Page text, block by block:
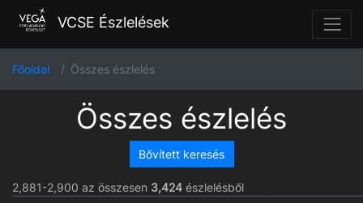
VCSE Észlelések
Főoldal Összes észlelés
Összes észlelés
Bővített keresés
2,881-2,900 az összesen 3,424 észlelésből